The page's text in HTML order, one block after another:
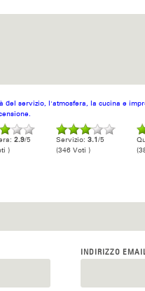
del servizio, l'atmosfera, la cucina e
2.9/5
)
Servizio: 3.1/5
(346 Voti )
INDIRIZZO